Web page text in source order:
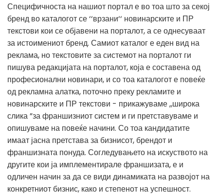
Специфичноста на нашиот портал е во тоа што за секој
бренд во каталогот се ‘‘врзани‘‘ новинарските и ПР
текстови кои се објавени на порталот, а се однесуваат
за истоимениот бренд. Самиот каталог е еден вид на
реклама, но текстовите за системот на порталот ги
пишува редакцијата на порталот, која е составена од
професионални новинари, и со тоа каталогот е повеќе
од рекламна алатка, поточно преку рекламите и
новинарските и ПР текстови - прикажуваме ,,широка
слика ”за франшизниот систем и ги претставуваме и
опишуваме на повеќе начини. Со тоа кандидатите
имаат јасна претстава за бизнисот, брендот и
франшизната понуда. Согледувањето на искуството на
другите кои ја имплементирале франшизата, е и
одличен начин за да се види динамиката на развојот на
конкретниот бизнис, како и степенот на успешност.